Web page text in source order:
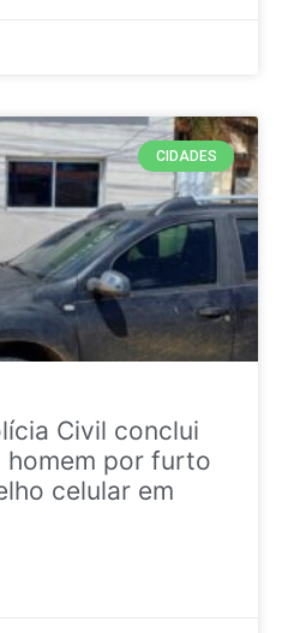
CIDADES
Civil conclui
homem por furto
celular em